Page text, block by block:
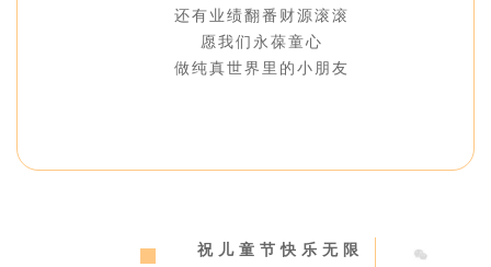
还有业绩翻番财源滚滚
愿我们永葆童心
做纯真世界里的小朋友
祝儿童节快乐无限